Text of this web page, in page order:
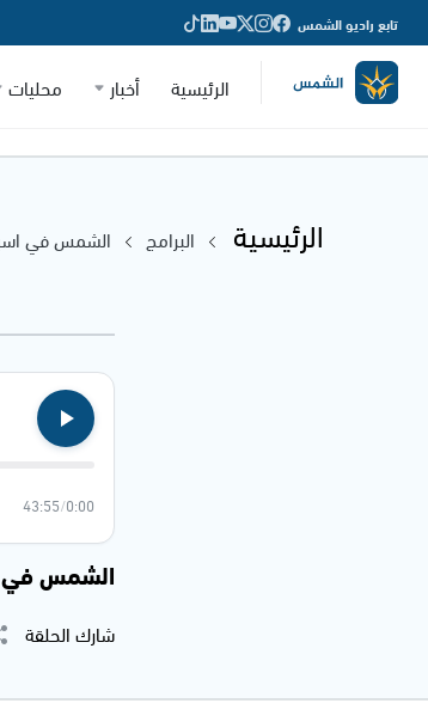
تابع راديو الشمس
الرئيسية أخبار محليات
الرئيسية البرامج الشمس في
0:00
/
43:55
الشمس في
شارك الحلقة